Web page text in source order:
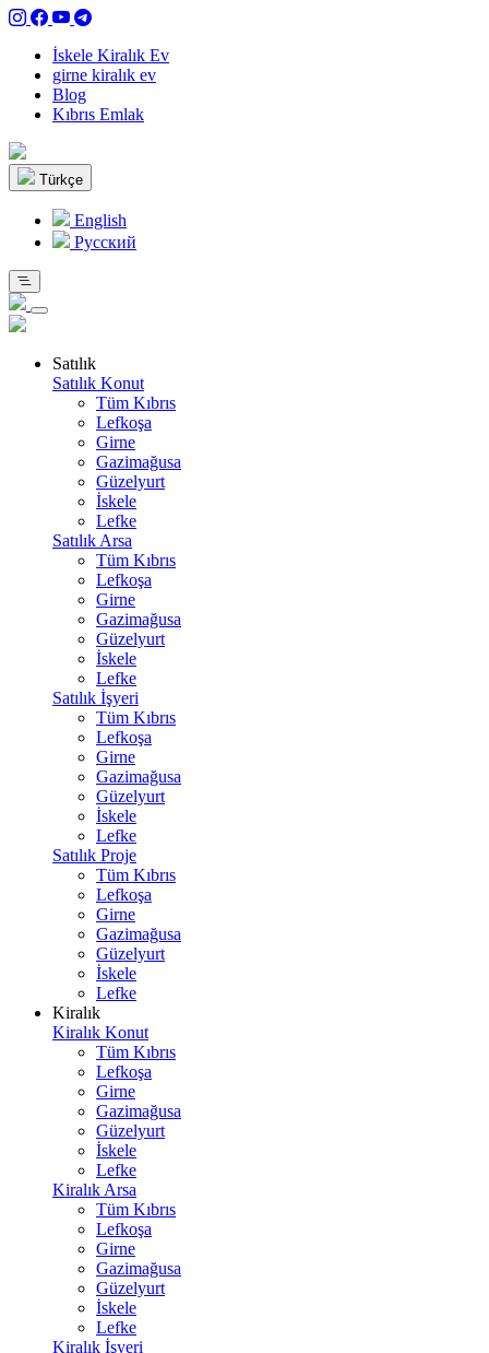
İskele Kiralık Ev
girne kiralık ev
Blog
Kıbrıs Emlak
Türkçe
English
Pусский
Satılık
Satılık Konut
Tüm Kıbrıs
Lefkoşa
Girne
Gazimağusa
Güzelyurt
İskele
Lefke
Satılık Arsa
Tüm Kıbrıs
Lefkoşa
Girne
Gazimağusa
Güzelyurt
İskele
Lefke
Satılık İşyeri
Tüm Kıbrıs
Lefkoşa
Girne
Gazimağusa
Güzelyurt
İskele
Lefke
Satılık Proje
Tüm Kıbrıs
Lefkoşa
Girne
Gazimağusa
Güzelyurt
İskele
Lefke
Kiralık
Kiralık Konut
Tüm Kıbrıs
Lefkoşa
Girne
Gazimağusa
Güzelyurt
İskele
Lefke
Kiralık Arsa
Tüm Kıbrıs
Lefkoşa
Girne
Gazimağusa
Güzelyurt
İskele
Lefke
Kiralık İşyeri